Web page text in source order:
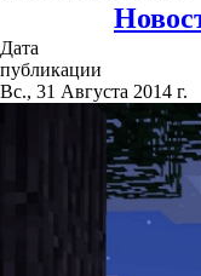
Дата
публикации
Вс., 31 Августа 2014 г.